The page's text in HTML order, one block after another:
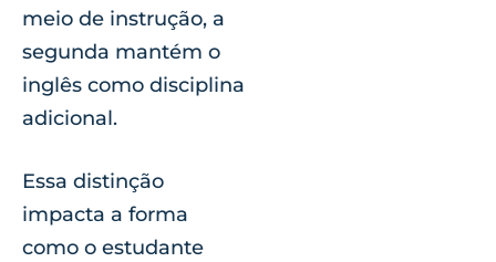
meio de instrução, a
segunda mantém o
inglês como disciplina
adicional.
Essa distinção
impacta a forma
como o estudante